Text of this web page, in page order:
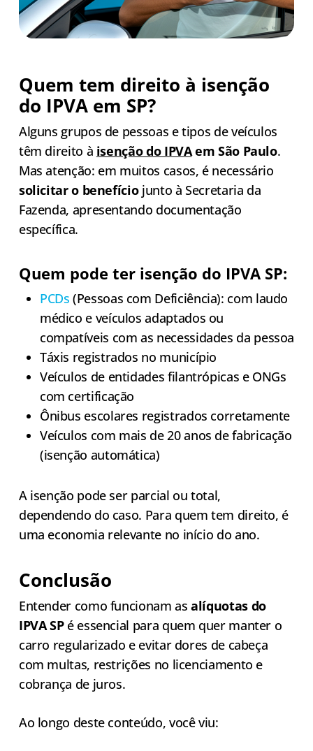
Quem tem direito à isenção
do IPVA em SP?
Alguns grupos de pessoas e tipos de veículos
têm direito à isenção do IPVAem São Paulo.
Mas atenção: em muitos casos, é necessário
solicitar o benefíciojunto à Secretaria da
Fazenda, apresentando documentação
específica.
Quem pode ter isenção do IPVA SP:
PCDs (Pessoas com Deficiência): com laudo
médico e veículos adaptados ou
compatíveis com as necessidades da pessoa
Táxis registrados no município
Veículos de entidades filantrópicas e ONGs
com certificação
Ônibus escolares registrados corretamente
Veículos com mais de 20 anos de fabricação
(isenção automática)
A isenção pode ser parcial ou total,
dependendo do caso. Para quem tem direito, é
uma economia relevante no início do ano.
Conclusão
Entender como funcionam asalíquotas do
IPVA SPé essencial para quem quer manter o
carro regularizado e evitar dores de cabeça
com multas, restrições no licenciamento e
cobrança de juros.
Ao longo deste conteúdo, você viu: